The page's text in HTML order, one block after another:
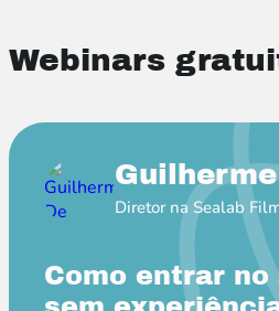
Webinars
Diretor na Sealab
Como entrar no